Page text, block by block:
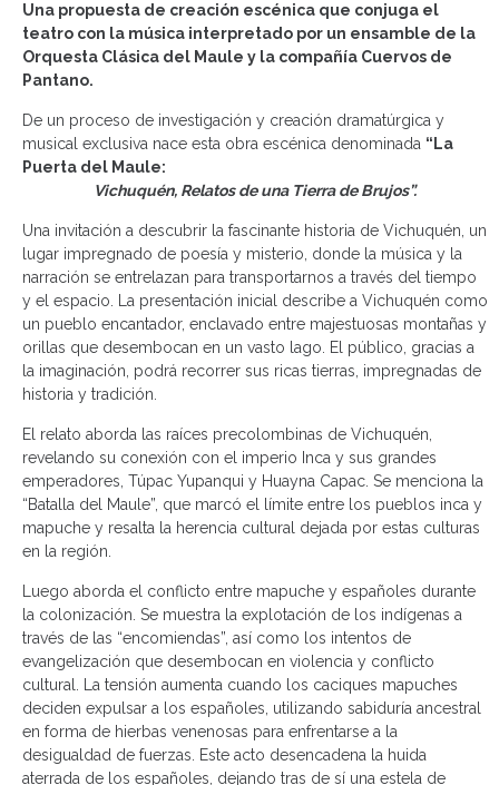
Una propuesta de creación escénica que conjuga el
teatro con la música interpretado por un ensamble de la
Orquesta Clásica del Maule y la compañía Cuervos de
Pantano.
De un proceso de investigación y creación dramatúrgica y
musical exclusiva nace esta obra escénica denominada “La
Puerta del Maule:
Vichuquén, Relatos de una Tierra de Brujos”.
Una invitación a descubrir la fascinante historia de Vichuquén, un
lugar impregnado de poesía y misterio, donde la música y la
narración se entrelazan para transportarnos a través del tiempo
y el espacio. La presentación inicial describe a Vichuquén como
un pueblo encantador, enclavado entre majestuosas montañas y
orillas que desembocan en un vasto lago. El público, gracias a
la imaginación, podrá recorrer sus ricas tierras, impregnadas de
historia y tradición.
El relato aborda las raíces precolombinas de Vichuquén,
revelando su conexión con el imperio Inca y sus grandes
emperadores, Túpac Yupanqui y Huayna Capac. Se menciona la
“Batalla del Maule”, que marcó el límite entre los pueblos inca y
mapuche y resalta la herencia cultural dejada por estas culturas
en la región.
Luego aborda el conflicto entre mapuche y españoles durante
la colonización. Se muestra la explotación de los indígenas a
través de las “encomiendas”, así como los intentos de
evangelización que desembocan en violencia y conflicto
cultural. La tensión aumenta cuando los caciques mapuches
deciden expulsar a los españoles, utilizando sabiduría ancestral
en forma de hierbas venenosas para enfrentarse a la
desigualdad de fuerzas. Este acto desencadena la huida
aterrada de los españoles, dejando tras de sí una estela de